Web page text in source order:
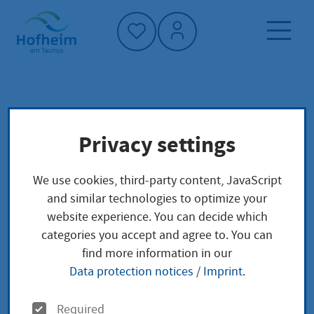
Home"
Veränderungssperre - zur Sicherung der
Bauleitplanung Ausnahmegenehmigung bei
verfahrensfreien Bauvorhaben
Veränderungssperre -
zur Sicherung der
Bauleitplanung
Privacy settings
We use cookies, third-party content, JavaScript
and similar technologies to optimize your
website experience. You can decide which
categories you accept and agree to. You can
find more information in our
Data protection notices / Imprint.
O
Required